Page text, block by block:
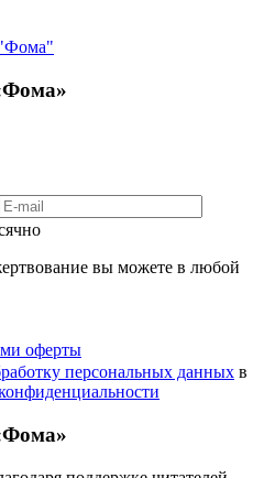
вы можете в любой
оферты
персональных данных в